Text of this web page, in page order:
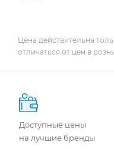
Цена действительна
отличаться от цен в
Доступные цены
на лучшие бренды